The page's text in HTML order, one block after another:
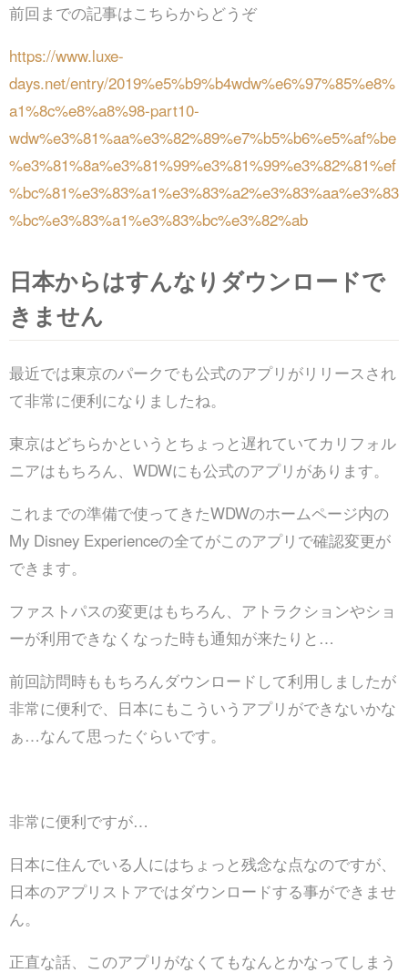
前回までの記事はこちらからどうぞ
https://www.luxe-
days.net/entry/2019%e5%b9%b4wdw%e6%97%85%e8%
a1%8c%e8%a8%98-part10-
wdw%e3%81%aa%e3%82%89%e7%b5%b6%e5%af%be
%e3%81%8a%e3%81%99%e3%81%99%e3%82%81%ef
%bc%81%e3%83%a1%e3%83%a2%e3%83%aa%e3%83
%bc%e3%83%a1%e3%83%bc%e3%82%ab
日本からはすんなりダウンロードで
きません
最近では東京のパークでも公式のアプリがリリースされ
て非常に便利になりましたね。
東京はどちらかというとちょっと遅れていてカリフォル
ニアはもちろん、WDWにも公式のアプリがあります。
これまでの準備で使ってきたWDWのホームページ内の
My Disney Experienceの全てがこのアプリで確認変更が
できます。
ファストパスの変更はもちろん、アトラクションやショ
ーが利用できなくなった時も通知が来たりと…
前回訪問時ももちろんダウンロードして利用しましたが
非常に便利で、日本にもこういうアプリができないかな
ぁ…なんて思ったぐらいです。
非常に便利ですが…
日本に住んでいる人にはちょっと残念な点なのですが、
日本のアプリストアではダウンロードする事ができませ
ん。
正直な話、このアプリがなくてもなんとかなってしまう